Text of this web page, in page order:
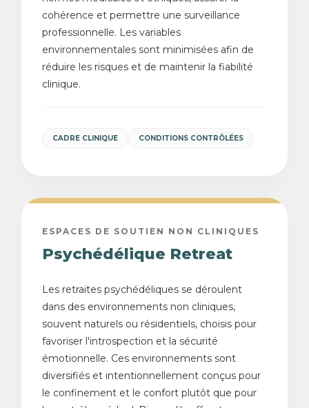
cohérence et permettre une surveillance
professionnelle. Les variables
environnementales sont minimisées afin de
réduire les risques et de maintenir la fiabilité
clinique.
CADRE CLINIQUE CONDITIONS CONTRÔLÉES
ESPACES DE SOUTIEN NON CLINIQUES
Psychédélique Retreat
Les retraites psychédéliques se déroulent
dans des environnements non cliniques,
souvent naturels ou résidentiels, choisis pour
favoriser l'introspection et la sécurité
émotionnelle. Ces environnements sont
diversifiés et intentionnellement conçus pour
le confinement et le confort plutôt que pour